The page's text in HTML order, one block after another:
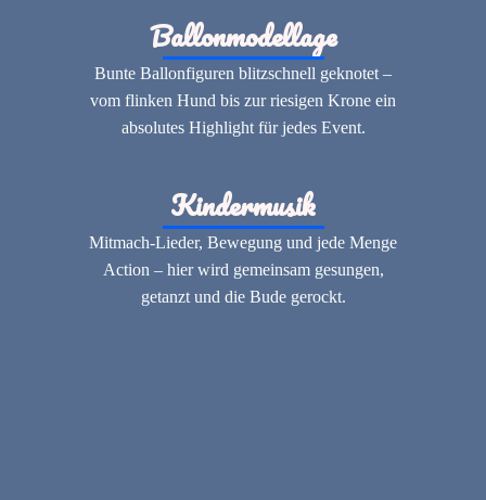
Ballonmodellage
Bunte Ballonfiguren blitzschnell geknotet –
vom flinken Hund bis zur riesigen Krone ein
absolutes Highlight für jedes Event.
Kindermusik
Mitmach-Lieder, Bewegung und jede Menge
Action – hier wird gemeinsam gesungen,
getanzt und die Bude gerockt.